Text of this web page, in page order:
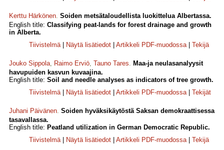
Kerttu Härkönen. Soiden metsätaloudellista luokittelua Albertassa.
English title: Classifying peat-lands for forest drainage and growth
in Alberta.
Tiivistelmä| Näytä lisätiedot Artikkeli PDF-muodossa| Tekijä
Jouko Sippola, Raimo Erviö, Tauno Tares. Maa-ja neulasanalyysit
havupuiden kasvun kuvaajina.
English title: Soil and needle analyses as indicators of tree growth.
Tiivistelmä| Näytä lisätiedot Artikkeli PDF-muodossa| Tekijät
Juhani Päivänen. Soiden hyväksikäytöstä Saksan demokraattisessa
tasavallassa.
English title: Peatland utilization in German Democratic Republic.
Tiivistelmä| Näytä lisätiedot Artikkeli PDF-muodossa| Tekijä